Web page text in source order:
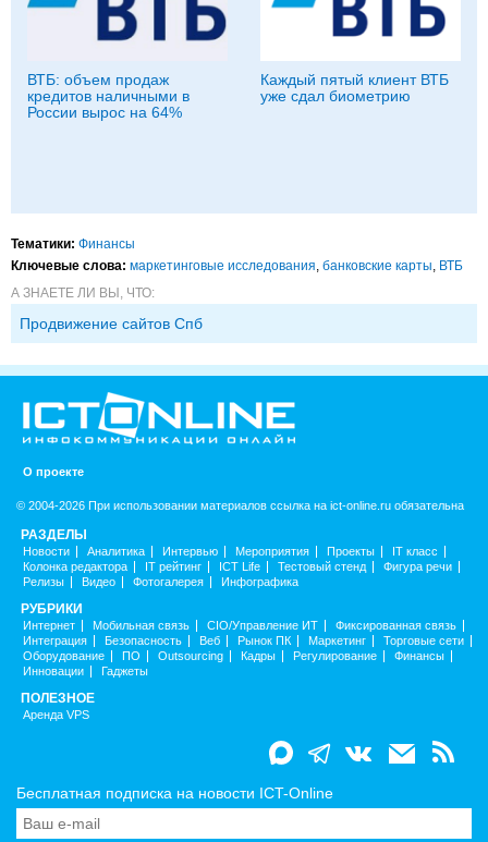
ВТБ: объем продаж
кредитов наличными в
России вырос на 64%
Каждый пятый клиент ВТБ
уже сдал биометрию
Тематики: Финансы
Ключевые слова: маркетинговые исследования, банковские карты, ВТБ
А ЗНАЕТЕ ЛИ ВЫ, ЧТО:
Продвижение сайтов Спб
О проекте
© 2004-2026 При использовании материалов ссылка на ict-online.ru обязательна
РАЗДЕЛЫ
Новости Аналитика Интервью Мероприятия Проекты
IT класс
Колонка редактора
IT рейтинг ICT Life Тестовый стенд
Фигура речи
Релизы
Видео Фотогалерея Инфографика
РУБРИКИ
Интернет Мобильная связь CIO/Управление ИТ
Фиксированная связь
Интеграция
Безопасность Веб Рынок ПК Маркетинг
Торговые сети
Оборудование
ПО Outsourcing Кадры Регулирование
Финансы
Инновации
Гаджеты
ПОЛЕЗНОЕ
Аренда VPS
Бесплатная подписка на новости ICT-Online